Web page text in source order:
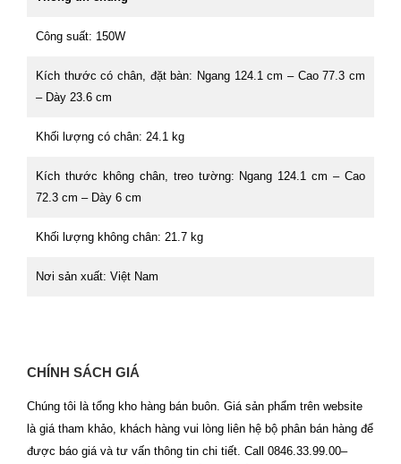
Công suất: 150W
Kích thước có chân, đặt bàn: Ngang 124.1 cm – Cao 77.3 cm
– Dày 23.6 cm
Khối lượng có chân: 24.1 kg
Kích thước không chân, treo tường: Ngang 124.1 cm – Cao
72.3 cm – Dày 6 cm
Khối lượng không chân: 21.7 kg
Nơi sản xuất: Việt Nam
CHÍNH SÁCH GIÁ
Chúng tôi là tổng kho hàng bán buôn. Giá sản phẩm trên website
là giá tham khảo, khách hàng vui lòng liên hệ bộ phân bán hàng để
được báo giá và tư vấn thông tin chi tiết. Call 0846.33.99.00–